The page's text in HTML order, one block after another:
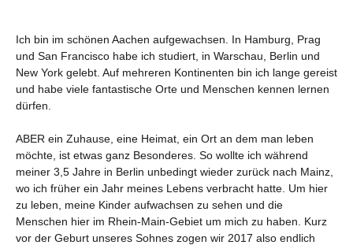
Ich bin im schönen Aachen aufgewachsen. In Hamburg, Prag
und San Francisco habe ich studiert, in Warschau, Berlin und
New York gelebt. Auf mehreren Kontinenten bin ich lange gereist
und habe viele fantastische Orte und Menschen kennen lernen
dürfen.
ABER ein Zuhause, eine Heimat, ein Ort an dem man leben
möchte, ist etwas ganz Besonderes. So wollte ich während
meiner 3,5 Jahre in Berlin unbedingt wieder zurück nach Mainz,
wo ich früher ein Jahr meines Lebens verbracht hatte. Um hier
zu leben, meine Kinder aufwachsen zu sehen und die
Menschen hier im Rhein-Main-Gebiet um mich zu haben. Kurz
vor der Geburt unseres Sohnes zogen wir 2017 also endlich